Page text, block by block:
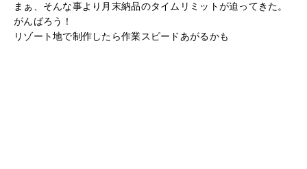
まぁ、そんな事より月末納品のタイムリミットが迫ってきた。
がんばろう！
リゾート地で制作したら作業スピードあがるかも